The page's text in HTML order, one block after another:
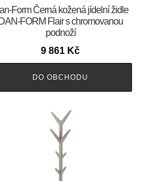
Form Černá kožená jídelní židle
DAN-FORM Flair s chromovanou
podnoží
9 861 Kč
DO OBCHODU